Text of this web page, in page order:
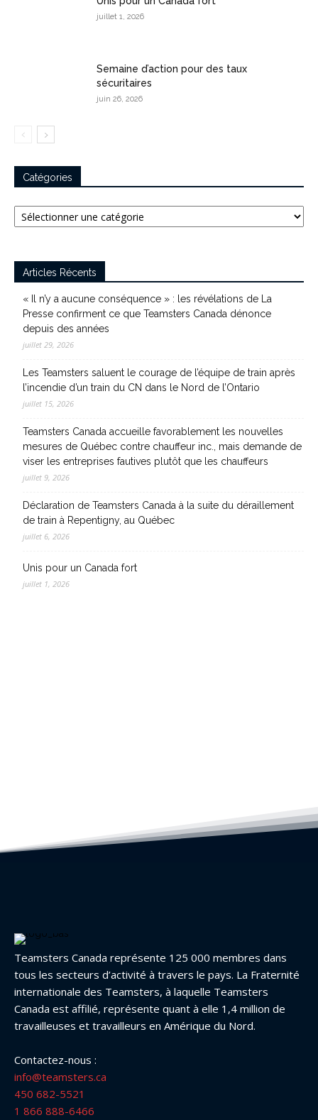
juillet 1, 2026
Semaine d’action pour des taux
sécuritaires
juin 26, 2026
Catégories
Catégories
Articles Récents
« Il n’y a aucune conséquence » : les révélations de La
Presse confirment ce que Teamsters Canada dénonce
depuis des années
juillet 29, 2026
Les Teamsters saluent le courage de l’équipe de train après
l’incendie d’un train du CN dans le Nord de l’Ontario
juillet 15, 2026
Teamsters Canada accueille favorablement les nouvelles
mesures de Québec contre chauffeur inc., mais demande de
viser les entreprises fautives plutôt que les chauffeurs
juillet 9, 2026
Déclaration de Teamsters Canada à la suite du déraillement
de train à Repentigny, au Québec
juillet 6, 2026
Unis pour un Canada fort
juillet 1, 2026
Teamsters Canada représente 125 000 membres dans
tous les secteurs d’activité à travers le pays. La Fraternité
internationale des Teamsters, à laquelle Teamsters
Canada est affilié, représente quant à elle 1,4 million de
travailleuses et travailleurs en Amérique du Nord.
Contactez-nous :
info@teamsters.ca
450 682-5521
1 866 888-6466